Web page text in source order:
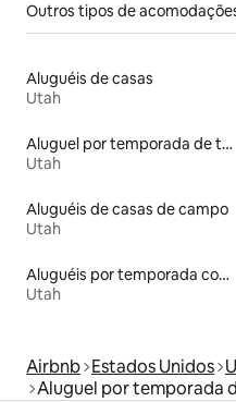
Outros tipos de
Aluguéis de casas
Utah
Aluguel por temporada de townhouses
Utah
Aluguéis de casas de campo
Utah
Aluguéis por temporada com café da manhã
Utah
Airbnb Estados Unidos
Aluguel por temporada